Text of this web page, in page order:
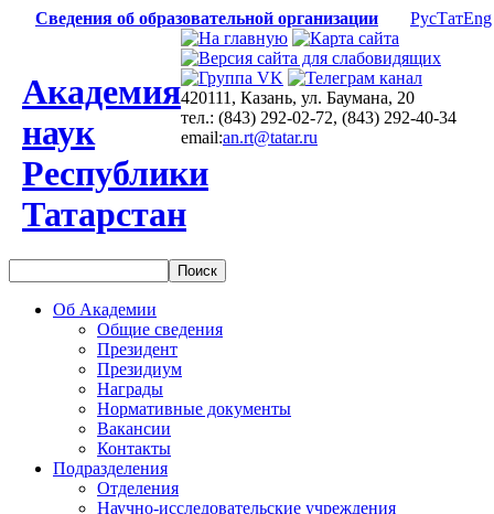
Сведения об образовательной организации РусТатEng
Академия
наук
Республики
Татарстан
420111, Казань, ул. Баумана, 20
тел.: (843) 292-02-72, (843) 292-40-34
email:an.rt@tatar.ru
Об Академии
Общие сведения
Президент
Президиум
Награды
Нормативные документы
Вакансии
Контакты
Подразделения
Отделения
Научно-исследовательские учреждения